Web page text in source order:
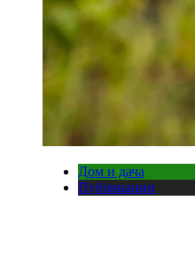
Дом и дача
Публикации